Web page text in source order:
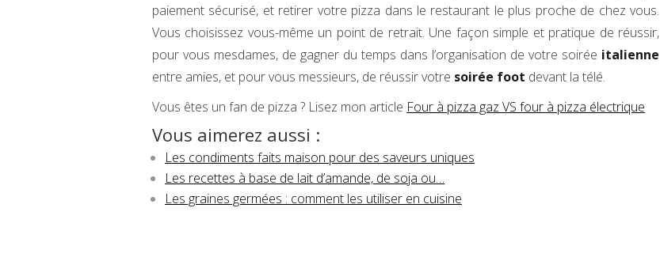
paiement sécurisé, et retirer votre pizza dans le restaurant le plus proche de chez vous.
Vous choisissez vous-même un point de retrait. Une façon simple et pratique de réussir,
pour vous mesdames, de gagner du temps dans l’organisation de votre soirée italienne
entre amies, et pour vous messieurs, de réussir votre soirée foot devant la télé.
Vous êtes un fan de pizza ? Lisez mon article Four à pizza gaz VS four à pizza électrique
Vous aimerez aussi :
Les condiments faits maison pour des saveurs uniques
Les recettes à base de lait d’amande, de soja ou…
Les graines germées : comment les utiliser en cuisine